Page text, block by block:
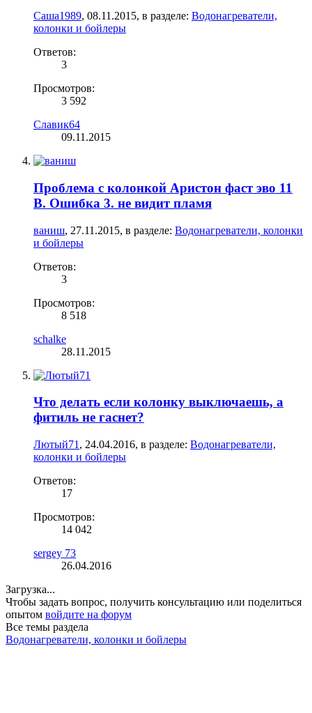
Саша1989, 08.11.2015, в разделе: Водонагреватели,
колонки и бойлеры
Ответов:
3
Просмотров:
3 592
Славик64
09.11.2015
Проблема с колонкой Аристон фаст эво 11
В. Ошибка 3. не видит пламя
ваниш, 27.11.2015, в разделе: Водонагреватели, колонки
и бойлеры
Ответов:
3
Просмотров:
8 518
schalke
28.11.2015
Что делать если колонку выключаешь, а
фитиль не гаснет?
Лютый71 , 24.04.2016, в разделе: Водонагреватели,
колонки и бойлеры
Ответов:
17
Просмотров:
14 042
sergey 73
26.04.2016
Загрузка...
Чтобы задать вопрос, получить консультацию или поделиться
опытом войдите на форум
Все темы раздела
Водонагреватели, колонки и бойлеры